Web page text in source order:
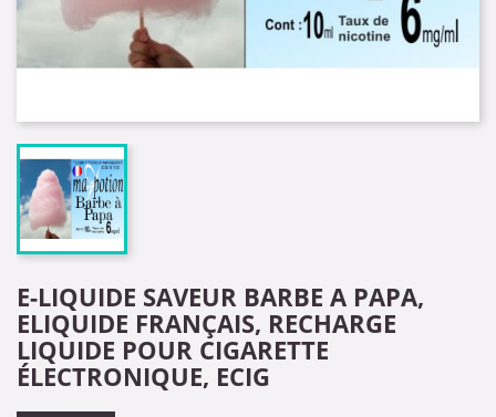
E-LIQUIDE SAVEUR BARBE A PAPA,
ELIQUIDE FRANÇAIS, RECHARGE
LIQUIDE POUR CIGARETTE
ÉLECTRONIQUE, ECIG